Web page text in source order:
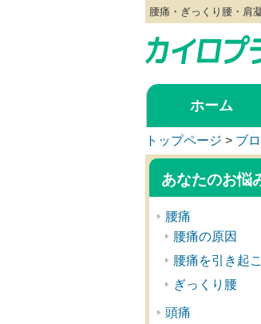
腰痛・ぎっくり腰・肩
ホーム
トップページ > ブ
あなたのお悩
腰痛
腰痛の原因
腰痛を引き起
ぎっくり腰
頭痛